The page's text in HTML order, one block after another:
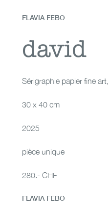
david
FLAVIA FEBO
david
Sérigraphie papier fine art,
30 x 40 cm
2025
pièce unique
280.- CHF
FLAVIA FEBO